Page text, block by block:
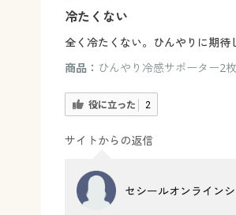
冷たくない
全く冷たくない。ひんやりに期待
商品： ひんやり冷感サポーター2
役に立った 2
サイトからの返信
セシールオンライン